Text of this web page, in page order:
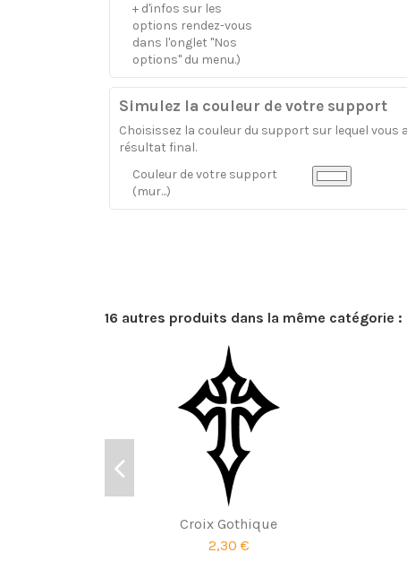
+ d'infos sur les
options rendez-vous
dans l'onglet "Nos
options" du menu.)
Simulez la couleur de votre support
Choisissez la couleur du support sur lequel
résultat final.
Couleur de votre support
(mur...)
16 autres produits dans la même catégorie :
Croix Gothique
2,30 €